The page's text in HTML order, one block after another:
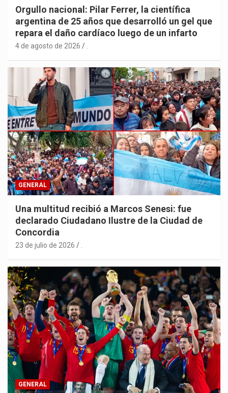
Orgullo nacional: Pilar Ferrer, la científica
argentina de 25 años que desarrolló un gel que
repara el daño cardíaco luego de un infarto
4 de agosto de 2026 .
GENERAL
Una multitud recibió a Marcos Senesi: fue
declarado Ciudadano Ilustre de la Ciudad de
Concordia
23 de julio de 2026 .
GENERAL